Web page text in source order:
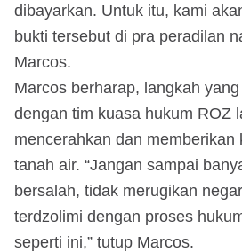
dibayarkan. Untuk itu, kami
bukti tersebut di pra peradilan
Marcos.
Marcos berharap, langkah
dengan tim kuasa hukum ROZ
mencerahkan dan memberikan
tanah air. “Jangan sampai
bersalah, tidak merugikan
terdzolimi dengan proses
seperti ini,” tutup Marcos.